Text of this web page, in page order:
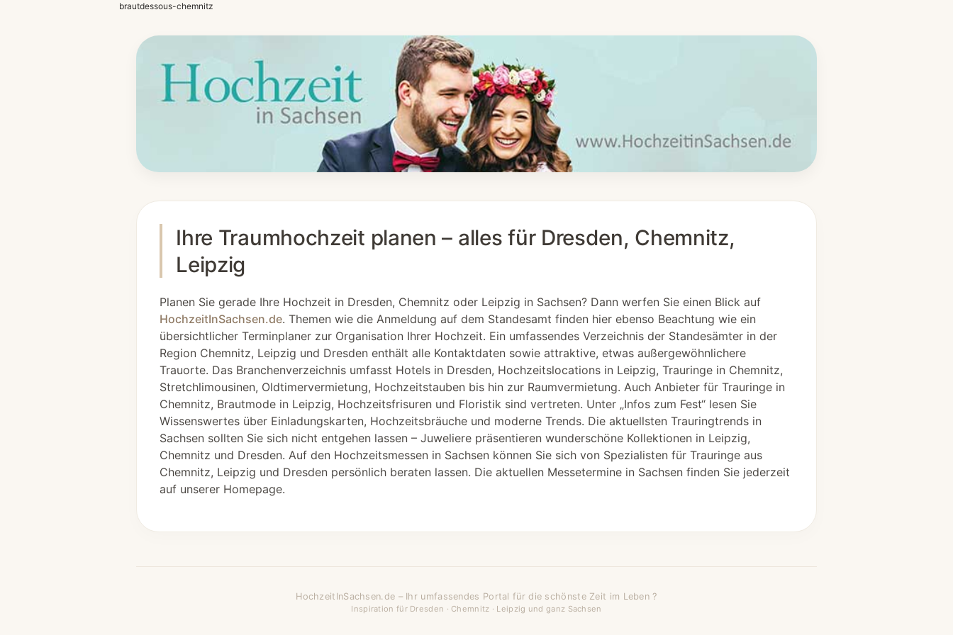
brautdessous-chemnitz
Ihre Traumhochzeit planen – alles für Dresden, Chemnitz,
Leipzig
Planen Sie gerade Ihre Hochzeit in Dresden, Chemnitz oder Leipzig in Sachsen? Dann werfen Sie einen Blick auf
HochzeitInSachsen.de. Themen wie die Anmeldung auf dem Standesamt finden hier ebenso Beachtung wie ein
übersichtlicher Terminplaner zur Organisation Ihrer Hochzeit. Ein umfassendes Verzeichnis der Standesämter in der
Region Chemnitz, Leipzig und Dresden enthält alle Kontaktdaten sowie attraktive, etwas außergewöhnlichere
Trauorte. Das Branchenverzeichnis umfasst Hotels in Dresden, Hochzeitslocations in Leipzig, Trauringe in Chemnitz,
Stretchlimousinen, Oldtimervermietung, Hochzeitstauben bis hin zur Raumvermietung. Auch Anbieter für Trauringe in
Chemnitz, Brautmode in Leipzig, Hochzeitsfrisuren und Floristik sind vertreten. Unter „Infos zum Fest“ lesen Sie
Wissenswertes über Einladungskarten, Hochzeitsbräuche und moderne Trends. Die aktuellsten Trauringtrends in
Sachsen sollten Sie sich nicht entgehen lassen – Juweliere präsentieren wunderschöne Kollektionen in Leipzig,
Chemnitz und Dresden. Auf den Hochzeitsmessen in Sachsen können Sie sich von Spezialisten für Trauringe aus
Chemnitz, Leipzig und Dresden persönlich beraten lassen. Die aktuellen Messetermine in Sachsen finden Sie jederzeit
auf unserer Homepage.
HochzeitInSachsen.de – Ihr umfassendes Portal für die schönste Zeit im Leben ?
Inspiration für Dresden · Chemnitz · Leipzig und ganz Sachsen